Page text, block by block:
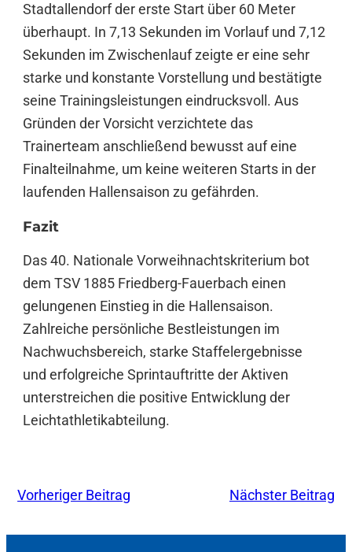
Stadtallendorf der erste Start über 60 Meter
überhaupt. In 7,13 Sekunden im Vorlauf und 7,12
Sekunden im Zwischenlauf zeigte er eine sehr
starke und konstante Vorstellung und bestätigte
seine Trainingsleistungen eindrucksvoll. Aus
Gründen der Vorsicht verzichtete das
Trainerteam anschließend bewusst auf eine
Finalteilnahme, um keine weiteren Starts in der
laufenden Hallensaison zu gefährden.
Fazit
Das 40. Nationale Vorweihnachtskriterium bot
dem TSV 1885 Friedberg-Fauerbach einen
gelungenen Einstieg in die Hallensaison.
Zahlreiche persönliche Bestleistungen im
Nachwuchsbereich, starke Staffelergebnisse
und erfolgreiche Sprintauftritte der Aktiven
unterstreichen die positive Entwicklung der
Leichtathletikabteilung.
Vorheriger Beitrag Nächster Beitrag